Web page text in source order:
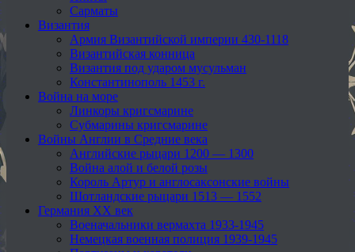
Сарматы
Византия
Армия Византийской империи 430-1118
Византийская конница
Византия под ударом мусульман
Константинополь 1453 г.
Война на море
Линкоры кригсмарине
Субмарины кригсмарине
Войны Англии в Средние века
Английские рыцари 1200 — 1300
Война алой и белой розы
Король Артур и англосаксонские войны
Шотландские рыцари 1513 — 1552
Германия XX век
Военачальники вермахта 1933-1945
Немецкая военная полиция 1939-1945